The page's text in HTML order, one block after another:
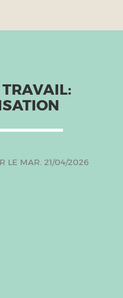
LE MAR. 21/04/2026